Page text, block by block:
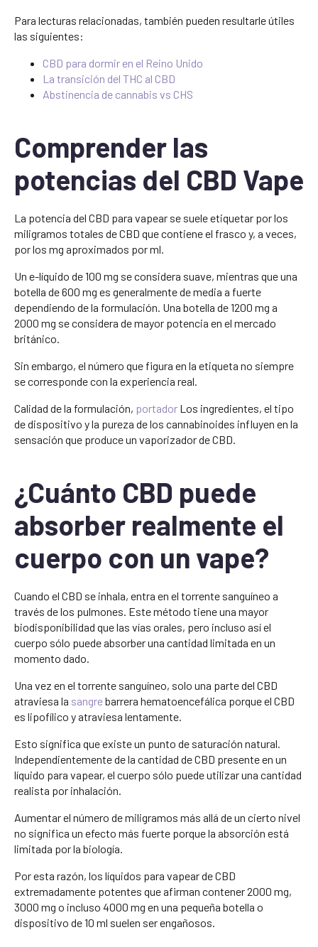
Para lecturas relacionadas, también pueden resultarle útiles
las siguientes:
CBD para dormir en el Reino Unido
La transición del THC al CBD
Abstinencia de cannabis vs CHS
Comprender las
potencias del CBD Vape
La potencia del CBD para vapear se suele etiquetar por los
miligramos totales de CBD que contiene el frasco y, a veces,
por los mg aproximados por ml.
Un e-líquido de 100 mg se considera suave, mientras que una
botella de 600 mg es generalmente de media a fuerte
dependiendo de la formulación. Una botella de 1200 mg a
2000 mg se considera de mayor potencia en el mercado
británico.
Sin embargo, el número que figura en la etiqueta no siempre
se corresponde con la experiencia real.
Calidad de la formulación, portador Los ingredientes, el tipo
de dispositivo y la pureza de los cannabinoides influyen en la
sensación que produce un vaporizador de CBD.
¿Cuánto CBD puede
absorber realmente el
cuerpo con un vape?
Cuando el CBD se inhala, entra en el torrente sanguíneo a
través de los pulmones. Este método tiene una mayor
biodisponibilidad que las vías orales, pero incluso así el
cuerpo sólo puede absorber una cantidad limitada en un
momento dado.
Una vez en el torrente sanguíneo, solo una parte del CBD
atraviesa la sangrebarrera hematoencefálica porque el CBD
es lipofílico y atraviesa lentamente.
Esto significa que existe un punto de saturación natural.
Independientemente de la cantidad de CBD presente en un
líquido para vapear, el cuerpo sólo puede utilizar una cantidad
realista por inhalación.
Aumentar el número de miligramos más allá de un cierto nivel
no significa un efecto más fuerte porque la absorción está
limitada por la biología.
Por esta razón, los líquidos para vapear de CBD
extremadamente potentes que afirman contener 2000 mg,
3000 mg o incluso 4000 mg en una pequeña botella o
dispositivo de 10 ml suelen ser engañosos.